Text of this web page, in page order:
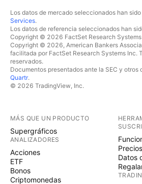
Los datos de mercado seleccionados han
Services.
Los datos de referencia seleccionados han
Copyright © 2026 FactSet Research
Copyright © 2026, American Bankers
facilitada por FactSet Research Systems Inc.
reservados.
Documentos presentados ante la SEC y
Quartr.
© 2026 TradingView, Inc.
MÁS QUE UN PRODUCTO
Supergráficos
ANALIZADORES
Acciones
ETF
Bonos
Criptomonedas
Precios
Datos